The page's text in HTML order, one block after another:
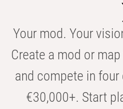
Your mod. Your
Create a mod or
and compete in
€30,000+. Start